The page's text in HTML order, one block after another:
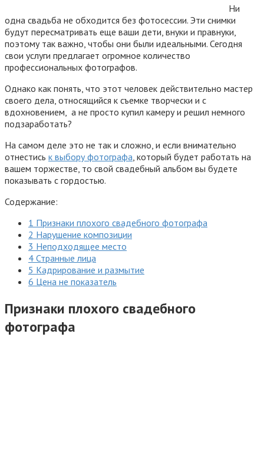
Ни
одна свадьба не обходится без фотосессии. Эти снимки
будут пересматривать еще ваши дети, внуки и правнуки,
поэтому так важно, чтобы они были идеальными. Сегодня
свои услуги предлагает огромное количество
профессиональных фотографов.
Однако как понять, что этот человек действительно мастер
своего дела, относящийся к съемке творчески и с
вдохновением, а не просто купил камеру и решил немного
подзаработать?
На самом деле это не так и сложно, и если внимательно
отнестись к выбору фотографа , который будет работать на
вашем торжестве, то свой свадебный альбом вы будете
показывать с гордостью.
Содержание:
1 Признаки плохого свадебного фотографа
2 Нарушение композиции
3 Неподходящее место
4 Странные лица
5 Кадрирование и размытие
6 Цена не показатель
Признаки плохого свадебного
фотографа